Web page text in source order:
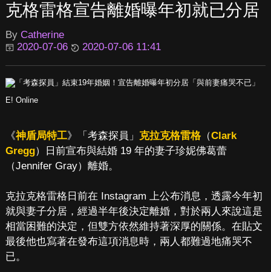
克格雷格宣告離婚曝年初就已分居
By Catherine
2020-07-06
2020-07-06 11:41
E! Online
《神盾局特工》「考森探員」 克拉克格雷格（Clark
Gregg）日前宣布與結婚 19 年的妻子珍妮佛葛蕾
（Jennifer Gray）離婚。
克拉克格雷格日前在 Instagram 上公布消息，透露今年初
就與妻子分居，經過半年後決定離婚，對於兩人來說這是
相當困難的決定，但雙方依然維持著深厚的關係。在貼文
最後他也寫著在發布這項消息時，兩人都難過地痛哭不
已。